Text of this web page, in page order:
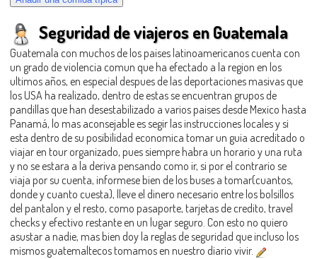
Seguridad de viajeros en Guatemala
Guatemala con muchos de los paises latinoamericanos cuenta con
un grado de violencia comun que ha efectado a la region en los
ultimos años, en especial despues de las deportaciones masivas que
los USA ha realizado, dentro de estas se encuentran grupos de
pandillas que han desestabilizado a varios paises desde Mexico hasta
Panamá, lo mas aconsejable es segir las instrucciones locales y si
esta dentro de su posibilidad economica tomar un guia acreditado o
viajar en tour organizado, pues siempre habra un horario y una ruta
y no se estara a la deriva pensando como ir, si por el contrario se
viaja por su cuenta, informese bien de los buses a tomar(cuantos,
donde y cuanto cuesta), lleve el dinero necesario entre los bolsillos
del pantalon y el resto, como pasaporte, tarjetas de credito, travel
checks y efectivo restante en un lugar seguro. Con esto no quiero
asustar a nadie, mas bien doy la reglas de seguridad que incluso los
mismos guatemaltecos tomamos en nuestro diario vivir.